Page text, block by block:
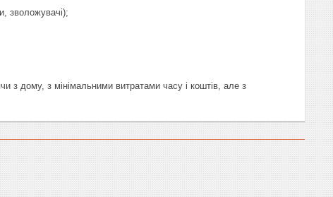
зволожувачі);
з дому, з мінімальними витратами часу і коштів, але з